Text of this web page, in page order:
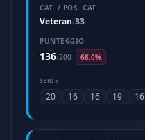
CAT. / POS. CAT.
Veteran/33
PUNTEGGIO
136/200 68.0%
SERIE
20 16 16 19 16